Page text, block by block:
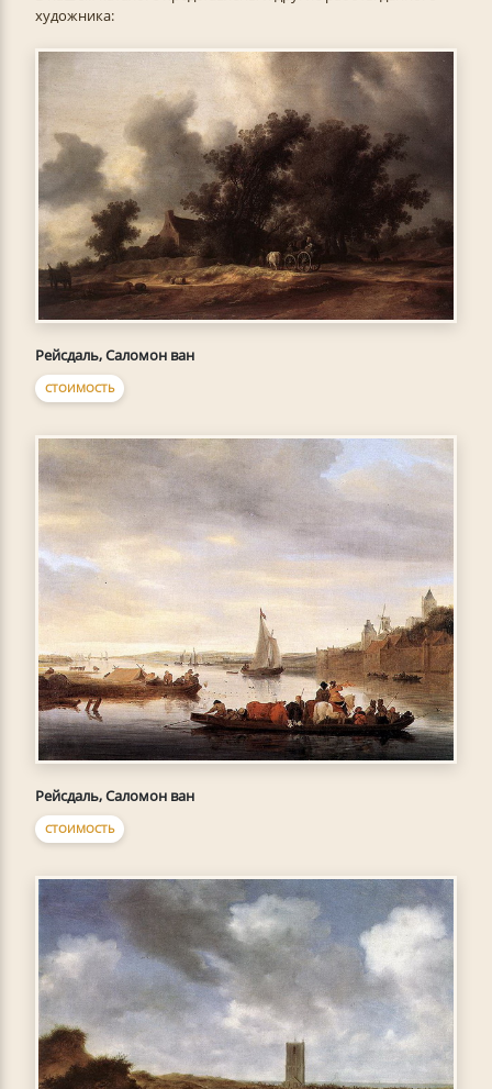
художника:
Рейсдаль, Саломон ван
СТОИМОСТЬ
Рейсдаль, Саломон ван
СТОИМОСТЬ